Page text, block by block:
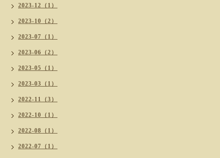
2023-12（1）
2023-10（2）
2023-07（1）
2023-06（2）
2023-05（1）
2023-03（1）
2022-11（3）
2022-10（1）
2022-08（1）
2022-07（1）